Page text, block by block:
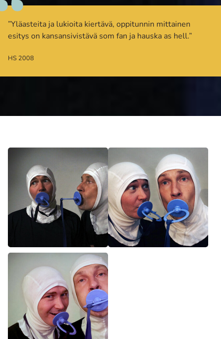
”Yläasteita ja lukioita kiertävä, oppitunnin mittainen
esitys on kansansivistävä som fan ja hauska as hell.”
HS 2008